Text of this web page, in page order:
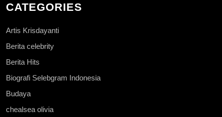
CATEGORIES
Artis Krisdayanti
Berita celebrity
Berita Hits
Biografi Selebgram Indonesia
Budaya
chealsea olivia